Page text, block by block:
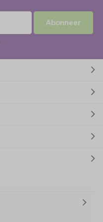
Abonneer